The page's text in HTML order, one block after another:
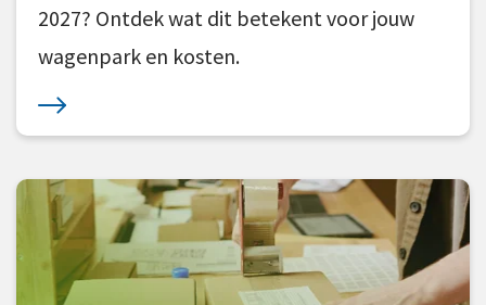
2027? Ontdek wat dit betekent voor jouw
wagenpark en kosten.